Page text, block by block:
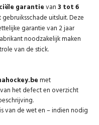
garantievan3 tot 6
gebruiksschade uitsluit. Deze
garantie van 2 jaar
noodzakelijk maken
van de stick.
met
het defect en overzicht
van de wet en – indien nodig